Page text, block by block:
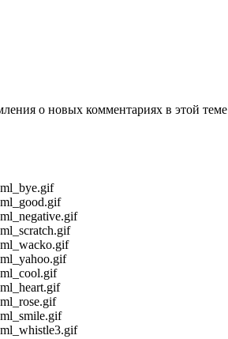
о новых комментариях в этой теме